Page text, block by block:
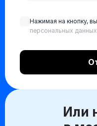
Нажимая на кнопку, вы
персональных данных
Или